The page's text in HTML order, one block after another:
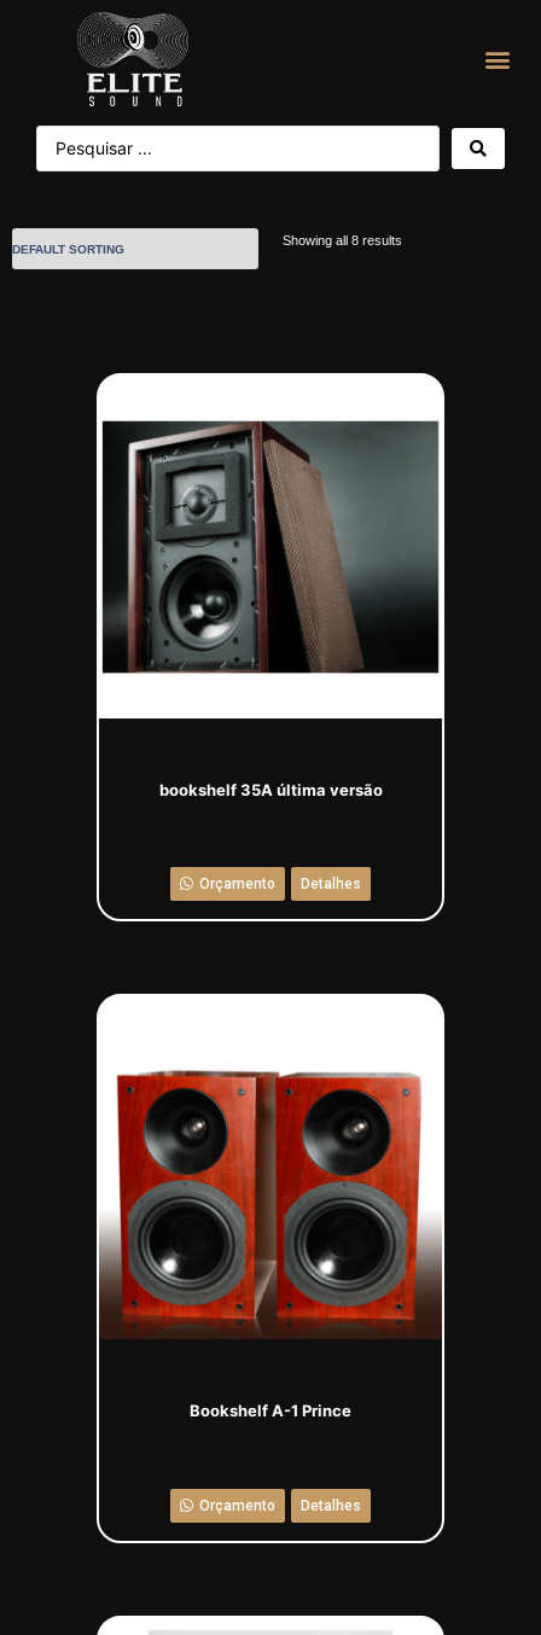
Showing all 8 results
bookshelf 35A última versão
Orçamento Detalhes
Bookshelf A-1 Prince
Orçamento Detalhes